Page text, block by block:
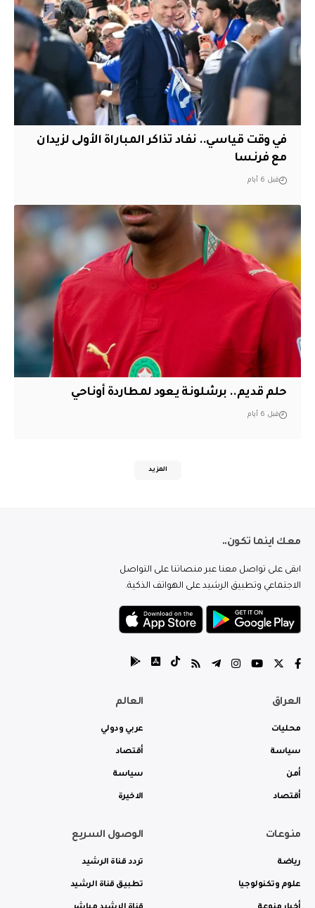
في وقت قياسي.. نفاد تذاكر المباراة الأولى لزيدان
مع فرنسا
قبل 6 أيام
حلم قديم.. برشلونة يعود لمطاردة أوناحي
قبل 6 أيام
المزيد
معك اينما تكون..
ابقى على تواصل معنا عبر منصاتنا على التواصل
الاجتماعي وتطبيق الرشيد على الهواتف الذكية.
العراق
محليات
سياسة
أمن
أقتصاد
العالم
عربي ودولي
أقتصاد
سياسة
الاخيرة
منوعات
رياضة
علوم وتكنولوجيا
الوصول السريع
تردد قناة الرشيد
تطبيق قناة الرشيد